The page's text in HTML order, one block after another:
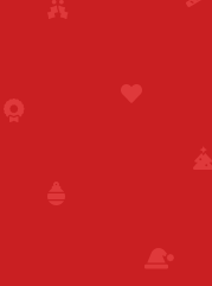
Christi Geburt natur
Steuerzone / Lieferland